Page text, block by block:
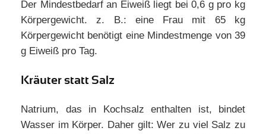
Der Mindestbedarf an Eiweiß liegt bei 0,6 g pro kg
Körpergewicht. z. B.: eine Frau mit 65 kg
Körpergewicht benötigt eine Mindestmenge von 39
g Eiweiß pro Tag.
Kräuter statt Salz
Natrium, das in Kochsalz enthalten ist, bindet
Wasser im Körper. Daher gilt: Wer zu viel Salz zu